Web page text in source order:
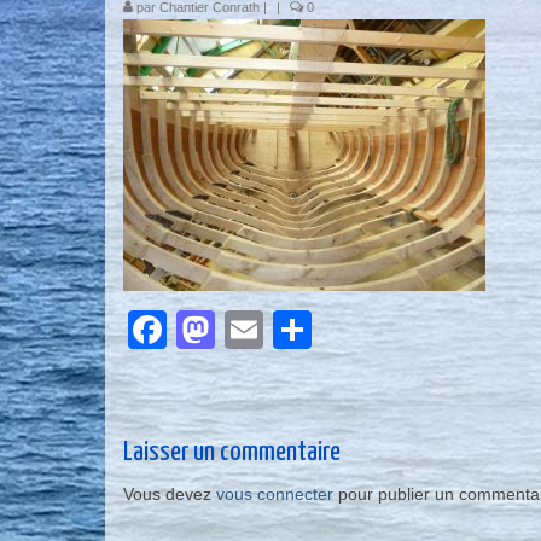
par Chantier Conrath | | 0
Facebook
Mastodon
EmailPartager
Laisser un commentaire
Vous devez vous connecter pour publier un